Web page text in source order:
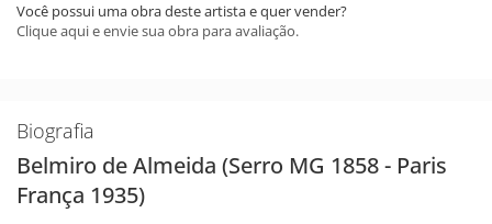
Você possui uma obra deste artista e quer vender?
Clique aqui e envie sua obra para avaliação.
Biografia
Belmiro de Almeida (Serro MG 1858 - Paris
França 1935)